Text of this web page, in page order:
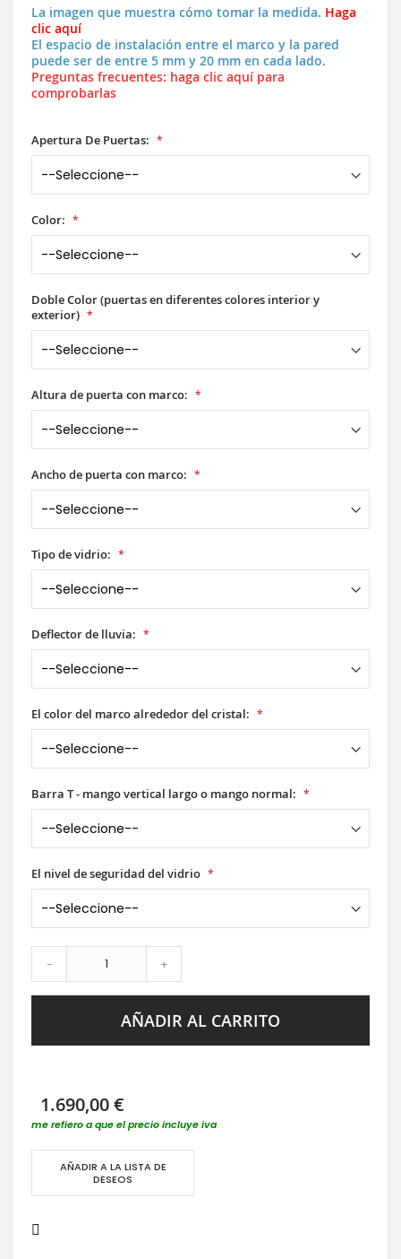
La imagen que muestra cómo tomar la medida. Haga
clic aquí
El espacio de instalación entre el marco y la pared
puede ser de entre 5 mm y 20 mm en cada lado.
Preguntas frecuentes: haga clic aquí para
comprobarlas
Apertura De Puertas:
Color:
Doble Color (puertas en diferentes colores interior y
exterior)
Altura de puerta con marco:
Ancho de puerta con marco:
Tipo de vidrio:
Deflector de lluvia:
El color del marco alrededor del cristal:
Barra T - mango vertical largo o mango normal:
El nivel de seguridad del vidrio
- +
AÑADIR AL CARRITO
1.690,00 €
me refiero a que el precio incluye iva
AÑADIR A LA LISTA DE
DESEOS